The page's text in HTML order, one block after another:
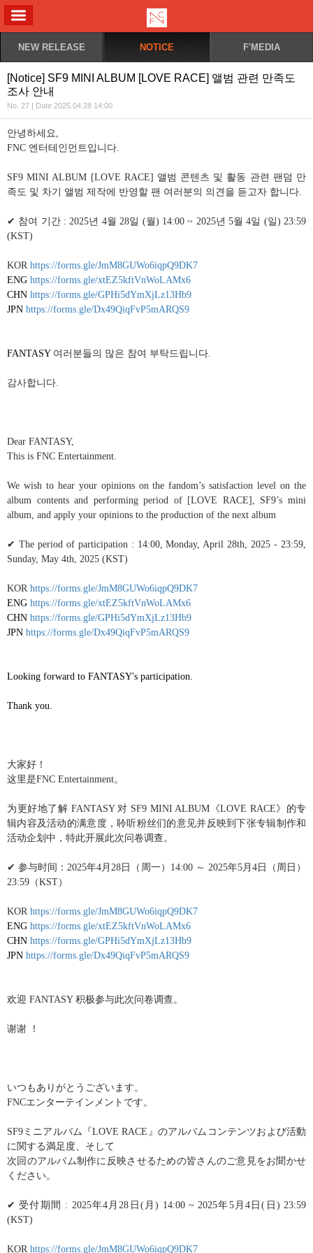
NEW RELEASE NOTICE F'MEDIA
[Notice] SF9 MINI ALBUM [LOVE RACE] 앨범 관련 만족도
조사 안내
No. 27 | Date 2025.04.28 14:00
안녕하세요,
FNC 엔터테인먼트입니다.
SF9 MINI ALBUM [LOVE RACE] 앨범 콘텐츠 및 활동 관련 팬덤 만
족도 및 차기 앨범 제작에 반영할 팬 여러분의 의견을 듣고자 합니다.
✔ 참여 기간: 2025년 4월 28일 (월) 14:00 ~ 2025년 5월 4일 (일) 23:59
(KST)
KOR https://forms.gle/JmM8GUWo6iqpQ9DK7
ENG https://forms.gle/xtEZ5kftVnWoLAMx6
CHN https://forms.gle/GPHi5dYmXjLz13Hb9
JPN https://forms.gle/Dx49QiqFvP5mARQS9
FANTASY 여러분들의 많은 참여 부탁드립니다.
감사합니다.
Dear FANTASY,
This is FNC Entertainment.
We wish to hear your opinions on the fandom’s satisfaction level on the
album contents and performing period of [LOVE RACE], SF9’s mini
album, and apply your opinions to the production of the next album
✔ The period of participation : 14:00, Monday, April 28th, 2025 - 23:59,
Sunday, May 4th, 2025 (KST)
KOR https://forms.gle/JmM8GUWo6iqpQ9DK7
ENG https://forms.gle/xtEZ5kftVnWoLAMx6
CHN https://forms.gle/GPHi5dYmXjLz13Hb9
JPN https://forms.gle/Dx49QiqFvP5mARQS9
Looking forward to FANTASY's participation.
Thank you.
大家好！
这里是FNC Entertainment。
为 更好地了解 FANTASY 对 SF9 MINI ALBUM 《LOVE RACE》的专
辑内容及活动 的满意度，聆听粉丝们 的意见并反映到下张专辑制作和
活动企划 中，特此开展此次问卷调查。
✔ 参与时间 ：2025年4月28 日（周一） 14:00 ～ 2025年5月 4日（周日）
23:59 （KST）
KOR https://forms.gle/JmM8GUWo6iqpQ9DK7
ENG https://forms.gle/xtEZ5kftVnWoLAMx6
CHN https://forms.gle/GPHi5dYmXjLz13Hb9
JPN https://forms.gle/Dx49QiqFvP5mARQS9
欢迎 FANTASY 积极参与此次问卷调查。
谢谢 ！
いつもありがとうございます。
FNCエンタ ーテインメントです。
SF9 ミニアルバム『LOVE RACE 』のアルバムコンテンツおよび活動
に関する満足度、そし て
次回のアルバム制作に反映させるための皆さんのご意見をお聞かせ
ください。
✔ 受付期間 : 2025年4 月28 日 (月) 14:00 ~ 2025年5月 4日( 日 ) 23:59
(KST)
KOR https://forms.gle/JmM8GUWo6iqpQ9DK7